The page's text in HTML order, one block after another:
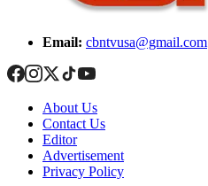
Email: cbntvusa@gmail.com
About Us
Contact Us
Editor
Advertisement
Privacy Policy